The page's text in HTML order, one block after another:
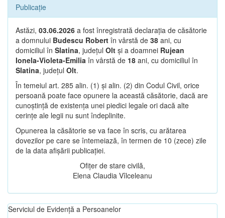
Publicație
Astăzi, 03.06.2026 a fost înregistrată declarația de căsătorie
a domnului Budescu Robert în vârstă de 38 ani, cu
domiciliul în Slatina, județul Olt și a doamnei Rujean
Ionela-Violeta-Emilia în vârstă de 18 ani, cu domiciliul în
Slatina, județul Olt.
În temeiul art. 285 alin. (1) și alin. (2) din Codul Civil, orice
persoană poate face opunere la această căsătorie, dacă are
cunoștință de existența unei piedici legale ori dacă alte
cerințe ale legii nu sunt îndeplinite.
Opunerea la căsătorie se va face în scris, cu arătarea
dovezilor pe care se întemeiază, în termen de 10 (zece) zile
de la data afișării publicației.
Ofițer de stare civilă,
Elena Claudia Vîlceleanu
Serviciul de Evidență a Persoanelor